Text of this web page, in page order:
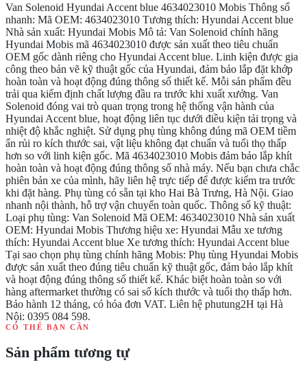
Van Solenoid Hyundai Accent blue 4634023010 Mobis Thông số
nhanh: Mã OEM: 4634023010 Tương thích: Hyundai Accent blue
Nhà sản xuất: Hyundai Mobis Mô tả: Van Solenoid chính hãng
Hyundai Mobis mã 4634023010 được sản xuất theo tiêu chuẩn
OEM gốc dành riêng cho Hyundai Accent blue. Linh kiện được gia
công theo bản vẽ kỹ thuật gốc của Hyundai, đảm bảo lắp đặt khớp
hoàn toàn và hoạt động đúng thông số thiết kế. Mỗi sản phẩm đều
trải qua kiểm định chất lượng đầu ra trước khi xuất xưởng. Van
Solenoid đóng vai trò quan trọng trong hệ thống vận hành của
Hyundai Accent blue, hoạt động liên tục dưới điều kiện tải trọng và
nhiệt độ khắc nghiệt. Sử dụng phụ tùng không đúng mã OEM tiềm
ẩn rủi ro kích thước sai, vật liệu không đạt chuẩn và tuổi thọ thấp
hơn so với linh kiện gốc. Mã 4634023010 Mobis đảm bảo lắp khít
hoàn toàn và hoạt động đúng thông số nhà máy. Nếu bạn chưa chắc
phiên bản xe của mình, hãy liên hệ trực tiếp để được kiểm tra trước
khi đặt hàng. Phụ tùng có sẵn tại kho Hai Bà Trưng, Hà Nội. Giao
nhanh nội thành, hỗ trợ vận chuyển toàn quốc. Thông số kỹ thuật:
Loại phụ tùng: Van Solenoid Mã OEM: 4634023010 Nhà sản xuất
OEM: Hyundai Mobis Thương hiệu xe: Hyundai Mẫu xe tương
thích: Hyundai Accent blue Xe tương thích: Hyundai Accent blue
Tại sao chọn phụ tùng chính hãng Mobis: Phụ tùng Hyundai Mobis
được sản xuất theo đúng tiêu chuẩn kỹ thuật gốc, đảm bảo lắp khít
và hoạt động đúng thông số thiết kế. Khác biệt hoàn toàn so với
hàng aftermarket thường có sai số kích thước và tuổi thọ thấp hơn.
Bảo hành 12 tháng, có hóa đơn VAT. Liên hệ phutung2H tại Hà
Nội: 0395 084 598.
CÓ THỂ BẠN CẦN
Sản phẩm tương tự